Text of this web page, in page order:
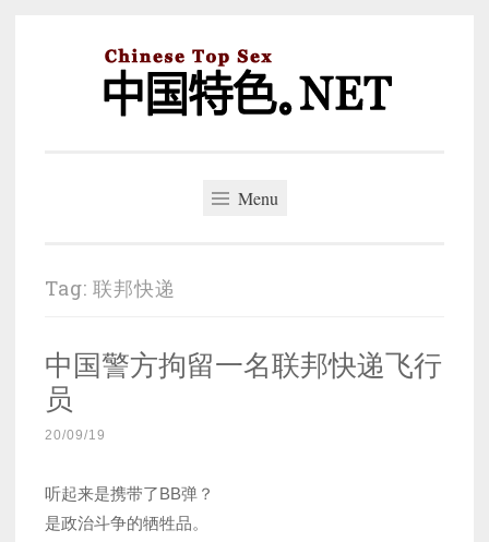
Menu
Tag: 联邦快递
中国警方拘留一名联邦快递飞行
员
20/09/19
听起来是携带了BB弹？
是政治斗争的牺牲品。